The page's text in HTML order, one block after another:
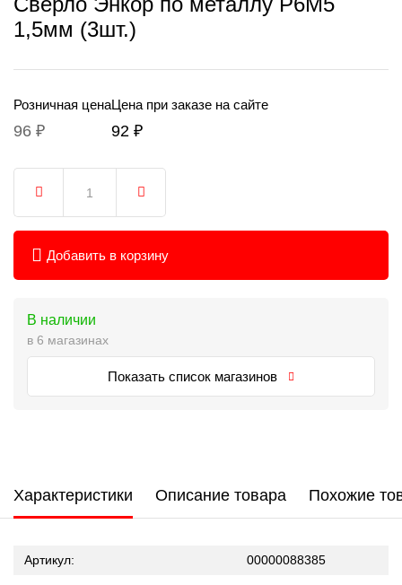
1,5мм (3шт.)
Розничная цена
96 ₽
Цена при заказе на сайте
92 ₽
Добавить в корзину
В наличии
в 6 магазинах
Показать список магазинов
Характеристики Описание товара Похожие
Артикул: 00000088385